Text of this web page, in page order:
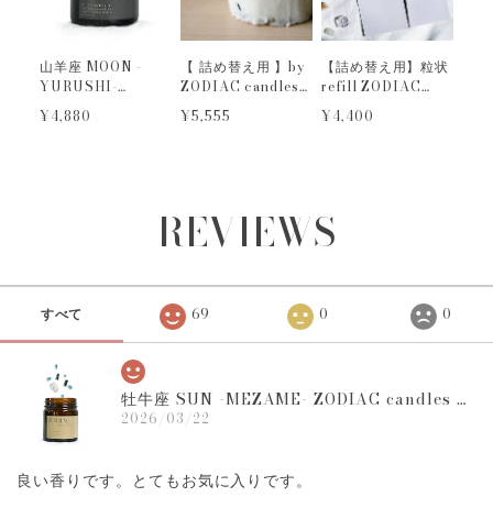
山羊座 MOON -
YURUSHI-
ZODIAC candles
｜１２星座の守護石
¥4,880
【 詰め替え用 】by
ZODIAC candles
series｜ONEDAY
｜UNISON
¥5,555
【詰め替え用】粒状
refill ZODIAC
candles｜１２星座
の守護石キャンドル
¥4,400
REVIEWS
すべて 69 0 0
牡牛座 SUN -MEZAME- ZODIAC candles １２星座の守護石キャンドル
2026/03/22
良い香りです。とてもお気に入りです。